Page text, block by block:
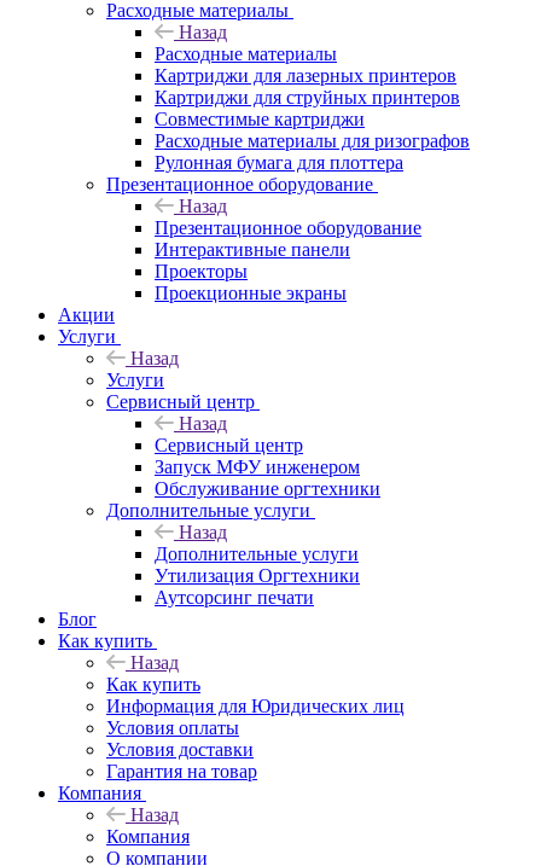
Расходные материалы
Назад
Расходные материалы
Картриджи для лазерных принтеров
Картриджи для струйных принтеров
Совместимые картриджи
Расходные материалы для ризографов
Рулонная бумага для плоттера
Презентационное оборудование
Назад
Презентационное оборудование
Интерактивные панели
Проекторы
Проекционные экраны
Акции
Услуги
Назад
Услуги
Сервисный центр
Назад
Сервисный центр
Запуск МФУ инженером
Обслуживание оргтехники
Дополнительные услуги
Назад
Дополнительные услуги
Утилизация Оргтехники
Аутсорсинг печати
Блог
Как купить
Назад
Как купить
Информация для Юридических лиц
Условия оплаты
Условия доставки
Гарантия на товар
Компания
Назад
Компания
О компании